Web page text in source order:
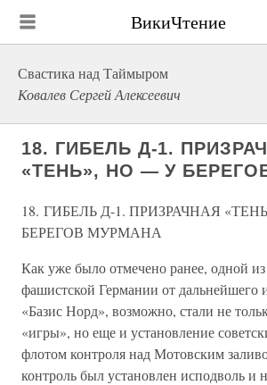
ВикиЧтение
Свастика над Таймыром
Ковалев Сергей Алексеевич
18. ГИБЕЛЬ Д-1.
«ТЕНЬ», НО — У
18. ГИБЕЛЬ Д-1. ПРИЗРАЧНАЯ
БЕРЕГОВ МУРМАНА
Как уже было отмечено ранее, одной
фашистской Германии от дальнейшего
«Базис Норд», возможно, стали не
«игры», но еще и установление
флотом контроля над Мотовским
контроль был установлен исподволь и